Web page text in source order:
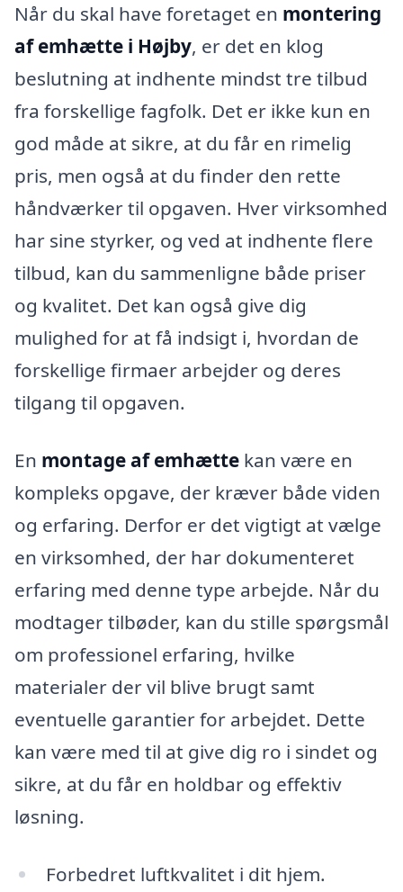
Når du skal have foretaget en montering
af emhætte i Højby, er det en klog
beslutning at indhente mindst tre tilbud
fra forskellige fagfolk. Det er ikke kun en
god måde at sikre, at du får en rimelig
pris, men også at du finder den rette
håndværker til opgaven. Hver virksomhed
har sine styrker, og ved at indhente flere
tilbud, kan du sammenligne både priser
og kvalitet. Det kan også give dig
mulighed for at få indsigt i, hvordan de
forskellige firmaer arbejder og deres
tilgang til opgaven.
En montage af emhætte kan være en
kompleks opgave, der kræver både viden
og erfaring. Derfor er det vigtigt at vælge
en virksomhed, der har dokumenteret
erfaring med denne type arbejde. Når du
modtager tilbøder, kan du stille spørgsmål
om professionel erfaring, hvilke
materialer der vil blive brugt samt
eventuelle garantier for arbejdet. Dette
kan være med til at give dig ro i sindet og
sikre, at du får en holdbar og effektiv
løsning.
Forbedret luftkvalitet i dit hjem.